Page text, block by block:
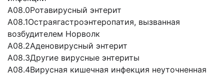
А08.0Ротавирусный энтерит
А08.1Остраягастроэнтеропатия, вызванная
возбудителем Норволк
А08.2Аденовирусный энтерит
А08.3Другие вирусные энтериты
А08.4Вирусная кишечная инфекция неуточненная